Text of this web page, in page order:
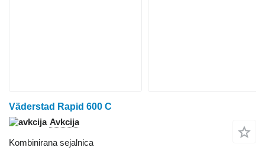
Väderstad Rapid 600 C
Avkcija
Kombinirana sejalnica